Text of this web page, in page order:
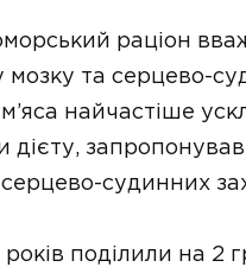
раціон
та серцево-
найчастіше
дієту,
судинних
років поділили на